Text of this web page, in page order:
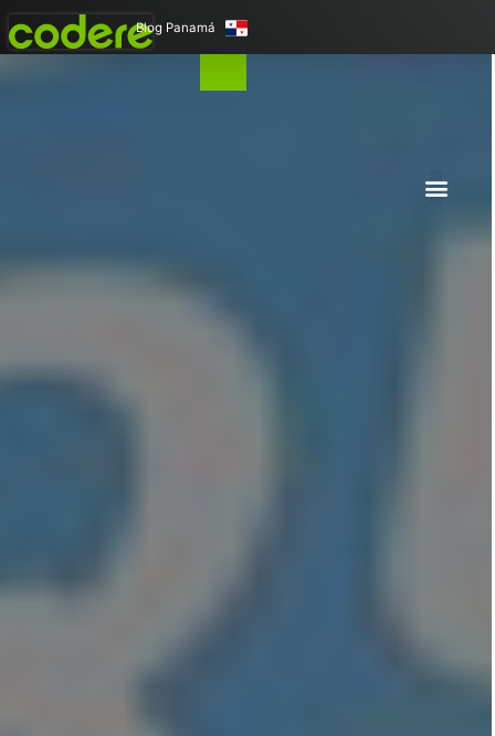
Blog Panamá